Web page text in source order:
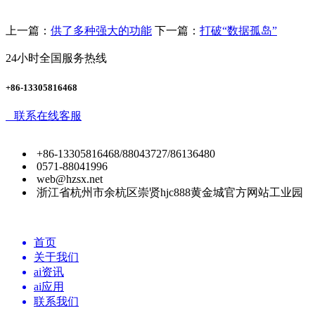
上一篇： 供了多种强大的功能 下一篇： 打破“数据孤岛”
24小时全国服务热线
+86-13305816468
联系在线客服
+86-13305816468/88043727/86136480
0571-88041996
web@hzsx.net
浙江省杭州市余杭区崇贤hjc888黄金城官方网站工业园
首页
关于我们
ai资讯
ai应用
联系我们